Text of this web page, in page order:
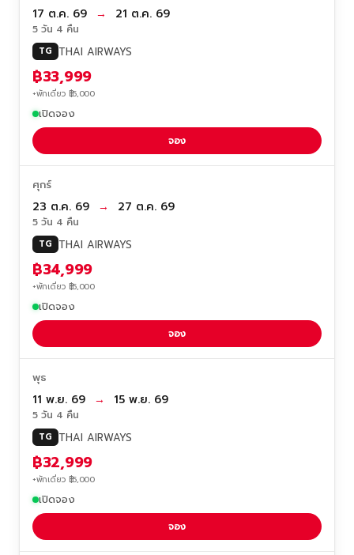
17 ต.ค. 69 → 21 ต.ค. 69
5 วัน 4 คืน
TG THAI AIRWAYS
฿33,999
+พักเดี่ยว ฿5,000
เปิดจอง
จอง
ศุกร์
23 ต.ค. 69 → 27 ต.ค. 69
5 วัน 4 คืน
TG THAI AIRWAYS
฿34,999
+พักเดี่ยว ฿5,000
เปิดจอง
จอง
พุธ
11 พ.ย. 69 → 15 พ.ย. 69
5 วัน 4 คืน
TG THAI AIRWAYS
฿32,999
+พักเดี่ยว ฿5,000
เปิดจอง
จอง